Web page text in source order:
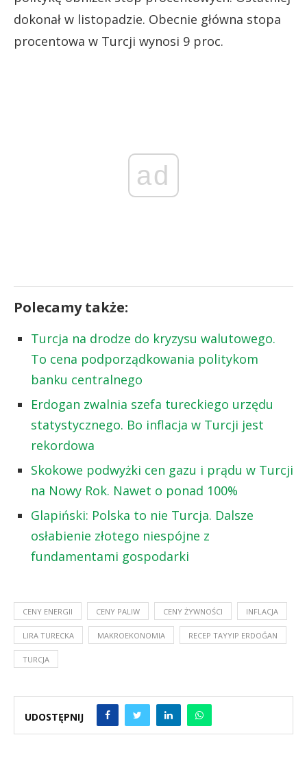
dokonał w listopadzie. Obecnie główna stopa
procentowa w Turcji wynosi 9 proc.
ad
Polecamy także:
Turcja na drodze do kryzysu walutowego.
To cena podporządkowania politykom
banku centralnego
Erdogan zwalnia szefa tureckiego urzędu
statystycznego. Bo inflacja w Turcji jest
rekordowa
Skokowe podwyżki cen gazu i prądu w Turcji
na Nowy Rok. Nawet o ponad 100%
Glapiński: Polska to nie Turcja. Dalsze
osłabienie złotego niespójne z
fundamentami gospodarki
CENY ENERGII CENY PALIW CENY ŻYWNOŚCI INFLACJA
LIRA TURECKA MAKROEKONOMIA RECEP TAYYIP ERDOĞAN
TURCJA
UDOSTĘPNIJ